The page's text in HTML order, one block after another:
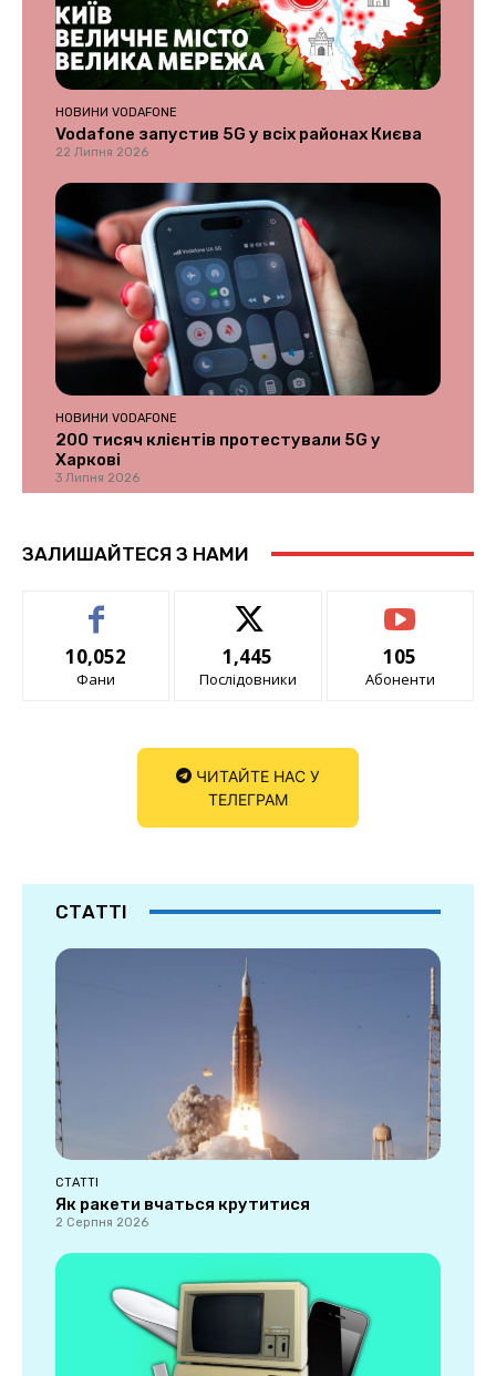
НОВИНИ VODAFONE
Vodafone запустив 5G у всіх районах Києва
22 Липня 2026
НОВИНИ VODAFONE
200 тисяч клієнтів протестували 5G у
Харкові
3 Липня 2026
ЗАЛИШАЙТЕСЯ З НАМИ
10,052
Фани
1,445
Послідовники
105
Абоненти
ЧИТАЙТЕ НАС У
ТЕЛЕГРАМ
СТАТТІ
СТАТТІ
Як ракети вчаться крутитися
2 Серпня 2026